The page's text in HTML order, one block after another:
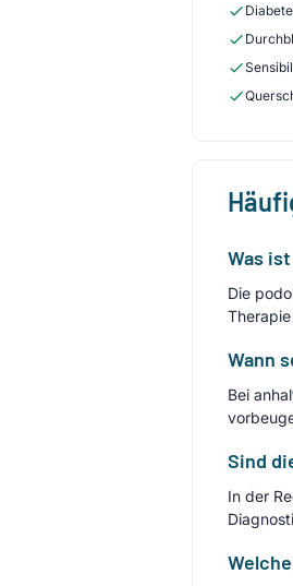
Was
Die
Wann
Bei
Sind
In der